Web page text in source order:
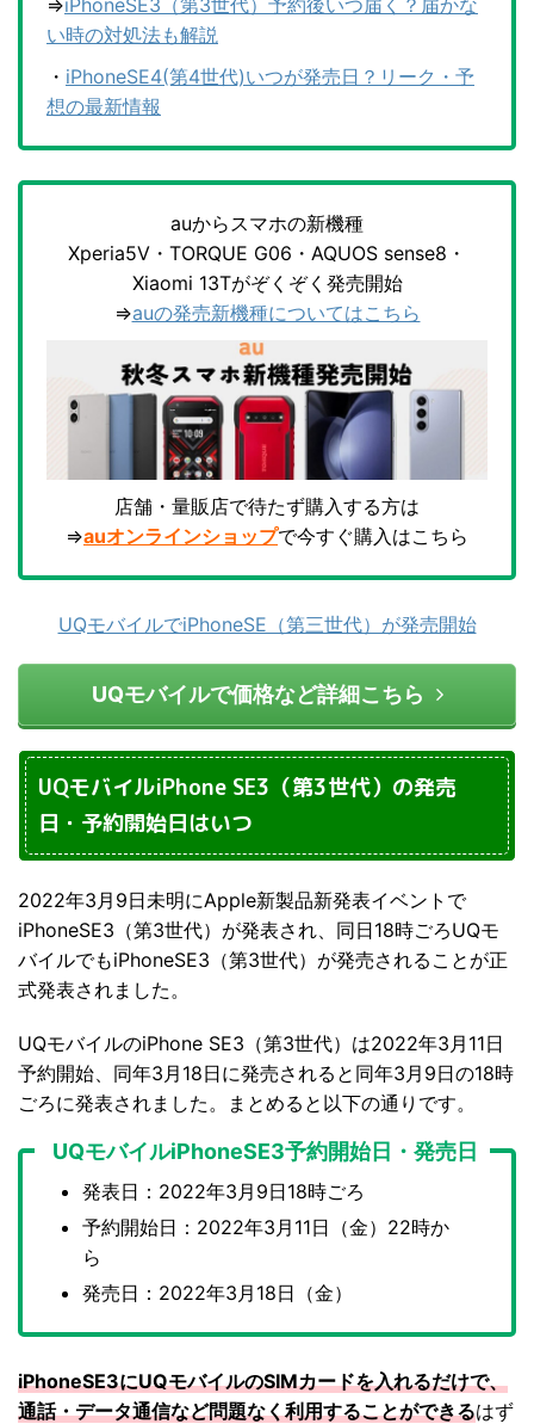
⇒iPhoneSE3（第3世代）予約後いつ届く？届かな
い時の対処法も解説
・ iPhoneSE4(第4世代)いつが発売日？リーク・予
想の最新情報
auからスマホの新機種
Xperia5V・TORQUE G06・AQUOS sense8・
Xiaomi 13Tがぞくぞく発売開始
⇒auの発売新機種についてはこちら
店舗・量販店で待たず購入する方は
⇒auオンラインショップで今すぐ購入はこちら
UQモバイルでiPhoneSE（第三世代）が発売開始
UQモバイルで価格など詳細こちら
UQモバイルiPhone SE3（第3世代）の発売
日・予約開始日はいつ
2022年3月9日未明にApple新製品新発表イベントで
iPhoneSE3（第3世代）が発表され、同日18時ごろUQモ
バイルでもiPhoneSE3（第3世代）が発売されることが正
式発表されました。
UQモバイルのiPhone SE3（第3世代）は2022年3月11日
予約開始、同年3月18日に発売されると同年3月9日の18時
ごろに発表されました。まとめると以下の通りです。
UQモバイルiPhoneSE3予約開始日・発売日
発表日：2022年3月9日18時ごろ
予約開始日：2022年3月11日（金）22時か
ら
発売日：2022年3月18日（金）
iPhoneSE3にUQモバイルのSIMカードを入れるだけで、
通話・データ通信など問題なく利用することができるはず